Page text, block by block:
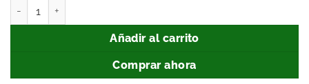
Añadir al carrito
Comprar ahora